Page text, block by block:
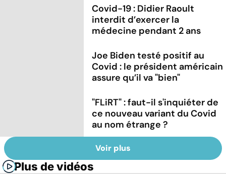
Covid-19 : Didier Raoult
interdit d’exercer la
médecine pendant 2 ans
Joe Biden testé positif au
Covid : le président américain
assure qu’il va "bien"
"FLiRT" : faut-il s'inquiéter de
ce nouveau variant du Covid
au nom étrange ?
Voir plus
Plus de vidéos